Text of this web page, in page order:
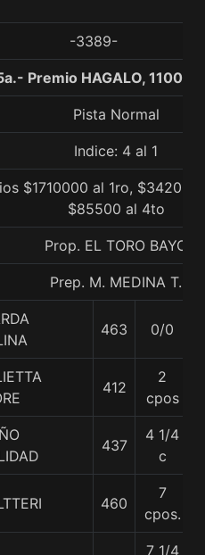
-3389-
Premio HAGALO, 1100
Pista Normal
Indice: 4 al 1
$1710000 al 1ro,
$85500 al 4to
Prop. EL TORO BAYO
Prep. M. MEDINA T.
463 0/0
412
2
cpos
437
4 1/4
c
460
7
cpos.
7 1/4